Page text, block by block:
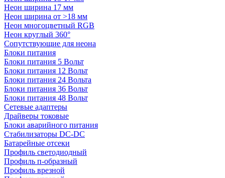
Неон ширина 17 мм
Неон ширина от >18 мм
Неон многоцветный RGB
Неон круглый 360°
Сопутствующие для неона
Блоки питания
Блоки питания 5 Вольт
Блоки питания 12 Вольт
Блоки питания 24 Вольта
Блоки питания 36 Вольт
Блоки питания 48 Вольт
Сетевые адаптеры
Драйверы токовые
Блоки аварийного питания
Стабилизаторы DC-DC
Батарейные отсеки
Профиль светодиодный
Профиль п-образный
Профиль врезной